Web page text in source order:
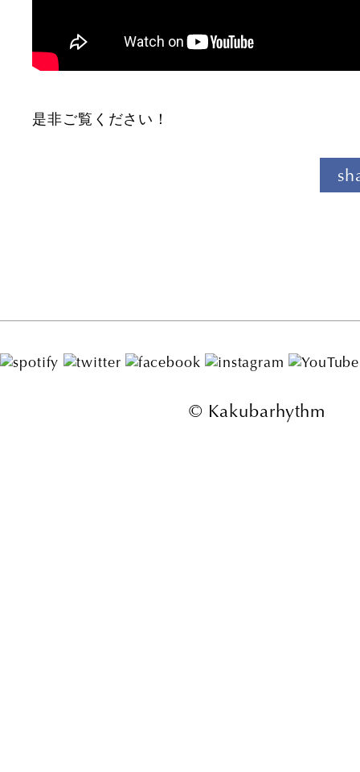
是非ご覧ください！
© Kakubarhythm